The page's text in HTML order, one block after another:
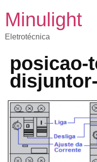
Minulight
Eletrotécnica
posicao-